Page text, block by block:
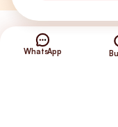
WhatsApp